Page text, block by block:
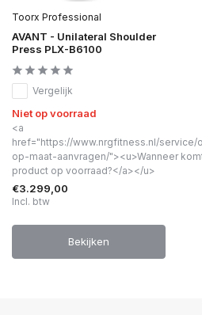
Toorx Professional
AVANT - Unilateral Shoulder
Press PLX-B6100
Vergelijk
Niet op voorraad
<a
href="https://www.nrgfitness.nl/
op-maat-aanvragen/"><u>Wanneer
product op voorraad?</a></u>
€3.299,00
Incl. btw
Bekijken